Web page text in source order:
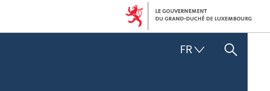
FRF
AFFICHER / MASQUER LA RECHERCHE